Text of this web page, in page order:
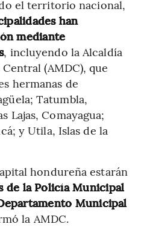
el territorio nacional,
han
mediante
, incluyendo la Alcaldía
(AMDC), que
hermanas de
Tatumbla,
Lajas, Comayagua;
y Utila, Islas de la
hondureña estarán
de la Policía Municipal
Municipal
la AMDC.